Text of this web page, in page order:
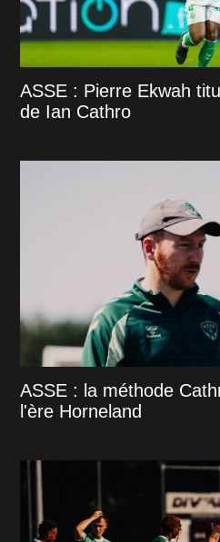
ASSE : Pierre Ekwah
de Ian Cathro
ASSE : la méthode
l'ère Horneland